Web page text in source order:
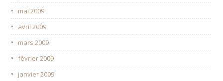
mai 2009
avril 2009
mars 2009
février 2009
janvier 2009